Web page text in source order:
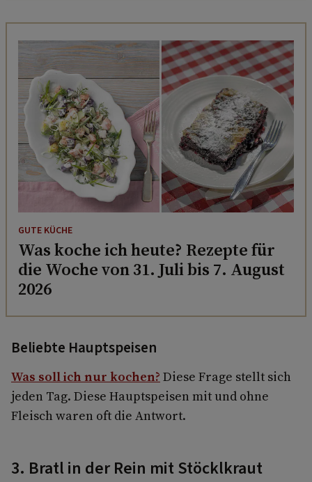
GUTE KÜCHE
Was koche ich heute? Rezepte für
die Woche von 31. Juli bis 7. August
2026
Beliebte Hauptspeisen
Was soll ich nur kochen? Diese Frage stellt sich
jeden Tag. Diese Hauptspeisen mit und ohne
Fleisch waren oft die Antwort.
3. Bratl in der Rein mit Stöcklkraut